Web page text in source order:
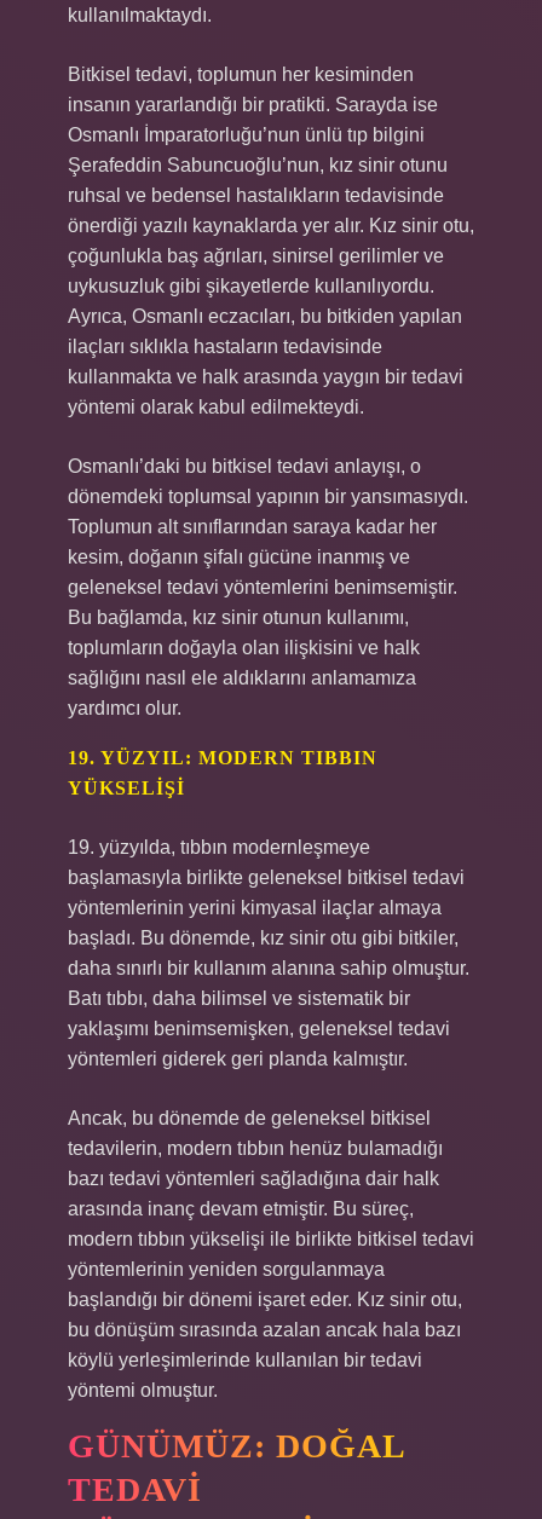
kullanılmaktaydı.
Bitkisel tedavi, toplumun her kesiminden
insanın yararlandığı bir pratikti. Sarayda ise
Osmanlı İmparatorluğu’nun ünlü tıp bilgini
Şerafeddin Sabuncuoğlu’nun, kız sinir otunu
ruhsal ve bedensel hastalıkların tedavisinde
önerdiği yazılı kaynaklarda yer alır. Kız sinir otu,
çoğunlukla baş ağrıları, sinirsel gerilimler ve
uykusuzluk gibi şikayetlerde kullanılıyordu.
Ayrıca, Osmanlı eczacıları, bu bitkiden yapılan
ilaçları sıklıkla hastaların tedavisinde
kullanmakta ve halk arasında yaygın bir tedavi
yöntemi olarak kabul edilmekteydi.
Osmanlı’daki bu bitkisel tedavi anlayışı, o
dönemdeki toplumsal yapının bir yansımasıydı.
Toplumun alt sınıflarından saraya kadar her
kesim, doğanın şifalı gücüne inanmış ve
geleneksel tedavi yöntemlerini benimsemiştir.
Bu bağlamda, kız sinir otunun kullanımı,
toplumların doğayla olan ilişkisini ve halk
sağlığını nasıl ele aldıklarını anlamamıza
yardımcı olur.
19. YÜZYIL: MODERN TIBBIN
YÜKSELIŞI
19. yüzyılda, tıbbın modernleşmeye
başlamasıyla birlikte geleneksel bitkisel tedavi
yöntemlerinin yerini kimyasal ilaçlar almaya
başladı. Bu dönemde, kız sinir otu gibi bitkiler,
daha sınırlı bir kullanım alanına sahip olmuştur.
Batı tıbbı, daha bilimsel ve sistematik bir
yaklaşımı benimsemişken, geleneksel tedavi
yöntemleri giderek geri planda kalmıştır.
Ancak, bu dönemde de geleneksel bitkisel
tedavilerin, modern tıbbın henüz bulamadığı
bazı tedavi yöntemleri sağladığına dair halk
arasında inanç devam etmiştir. Bu süreç,
modern tıbbın yükselişi ile birlikte bitkisel tedavi
yöntemlerinin yeniden sorgulanmaya
başlandığı bir dönemi işaret eder. Kız sinir otu,
bu dönüşüm sırasında azalan ancak hala bazı
köylü yerleşimlerinde kullanılan bir tedavi
yöntemi olmuştur.
GÜNÜMÜZ: DOĞAL
TEDAVI